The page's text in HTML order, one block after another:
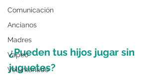
Comunicación
Ancianos
Madres
Vapeo
Voluntariado
¿Pueden tus hijos jugar sin
juguetes?